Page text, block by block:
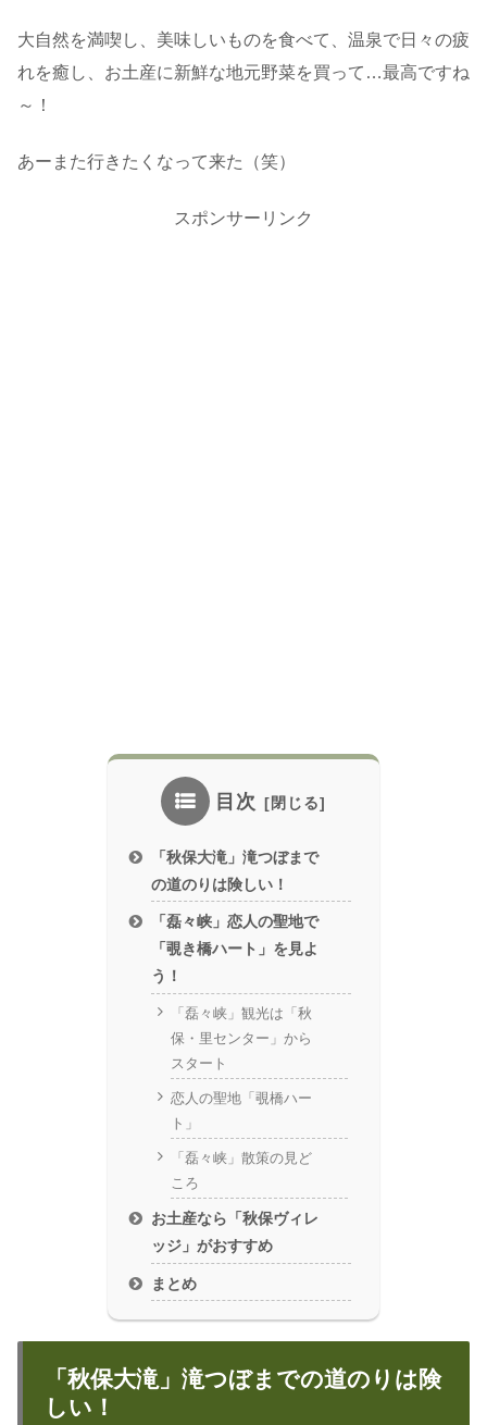
大自然を満喫し、美味しいものを食べて、温泉で日々の疲
れを癒し、お土産に新鮮な地元野菜を買って…最高ですね
～！
あーまた行きたくなって来た（笑）
スポンサーリンク
目次
「秋保大滝」滝つぼまで
の道のりは険しい！
「磊々峡」恋人の聖地で
「覗き橋ハート」を見よ
う！
「磊々峡」観光は「秋
保・里センター」から
スタート
恋人の聖地「覗橋ハー
ト」
「磊々峡」散策の見ど
ころ
お土産なら「秋保ヴィレ
ッジ」がおすすめ
まとめ
「秋保大滝」滝つぼまでの道のりは険
しい！